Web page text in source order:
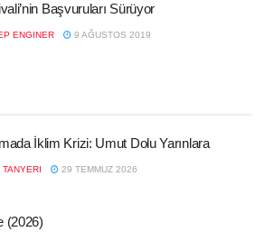
Başvuruları Sürüyor
ENGINER 9 AĞUSTOS 2019
İklim Krizi: Umut Dolu Yarınlara
29 TEMMUZ 2026
(2026)